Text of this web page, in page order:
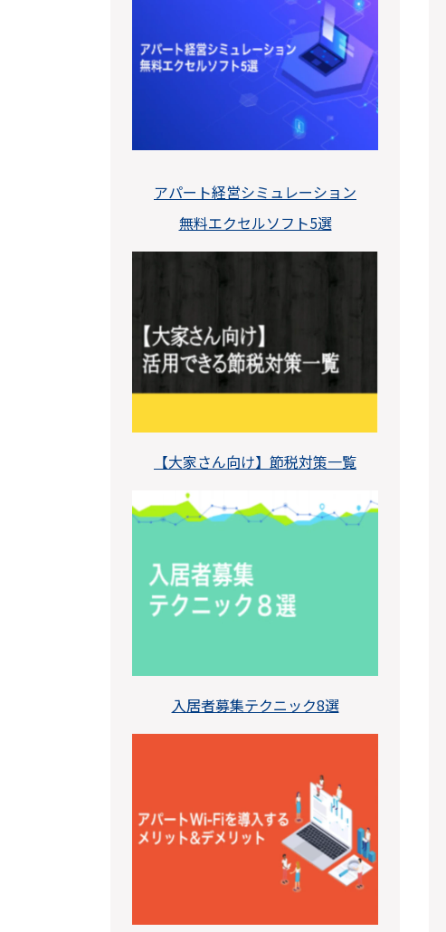
アパート経営シミュレーション
無料エクセルソフト5選
【大家さん向け】節税対策一覧
入居者募集テクニック8選